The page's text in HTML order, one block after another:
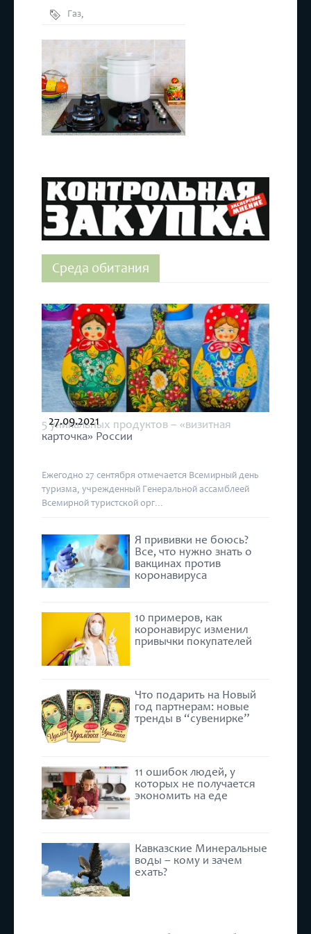
Газ,
плиты,
Среда обитания
5 уникальных продуктов – «визитная
карточка» России
27.09.2021
Ежегодно 27 сентября отмечается Всемирный день
туризма, учрежденный Генеральной ассамблеей
Всемирной туристской орг...
Я прививки не боюсь?
Все, что нужно знать о
вакцинах против
коронавируса
10 примеров, как
коронавирус изменил
привычки покупателей
Что подарить на Новый
год партнерам: новые
тренды в “сувенирке”
11 ошибок людей, у
которых не получается
экономить на еде
Кавказские Минеральные
воды – кому и зачем
ехать?